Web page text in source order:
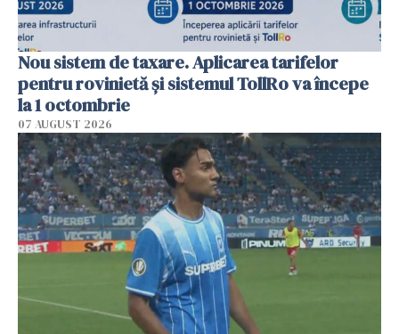
Nou sistem de taxare. Aplicarea tarifelor
pentru rovinietă şi sistemul TollRo va începe
la 1 octombrie
07 AUGUST 2026